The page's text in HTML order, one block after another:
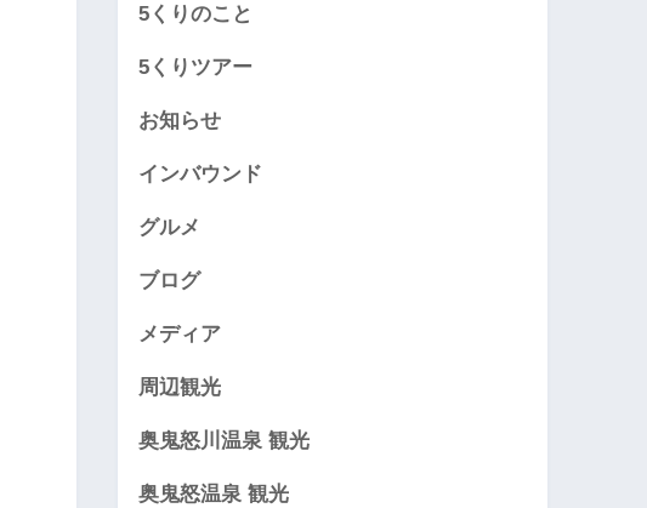
5くりのこと
5くりツアー
お知らせ
インバウンド
グルメ
ブログ
メディア
周辺観光
奥鬼怒川温泉 観光
奥鬼怒温泉 観光